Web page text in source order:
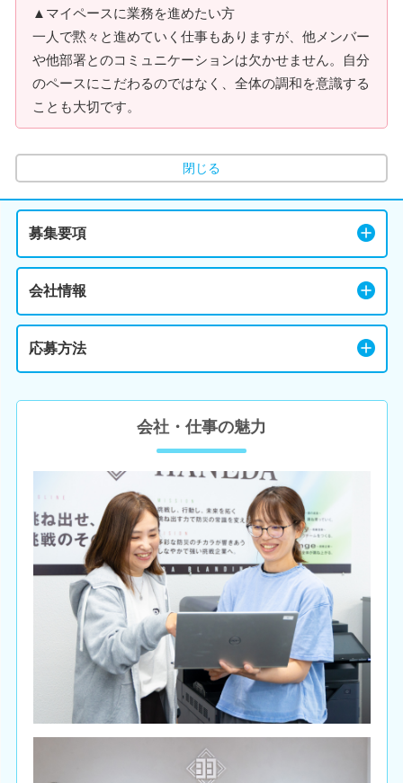
▲マイペースに業務を進めたい方
一人で黙々と進めていく仕事もありますが、他メンバー
や他部署とのコミュニケーションは欠かせません。自分
のペースにこだわるのではなく、全体の調和を意識する
ことも大切です。
閉じる
募集要項
会社情報
応募方法
会社・仕事の魅力